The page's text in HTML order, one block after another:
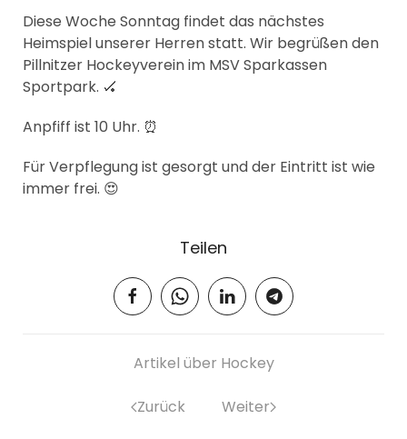
Diese Woche Sonntag findet das nächstes
Heimspiel unserer Herren statt. Wir begrüßen den
Pillnitzer Hockeyverein im MSV Sparkassen
Sportpark. 🏑
Anpfiff ist 10 Uhr. ⏰
Für Verpflegung ist gesorgt und der Eintritt ist wie
immer frei. 😍
Teilen
Artikel über Hockey
Zurück Weiter